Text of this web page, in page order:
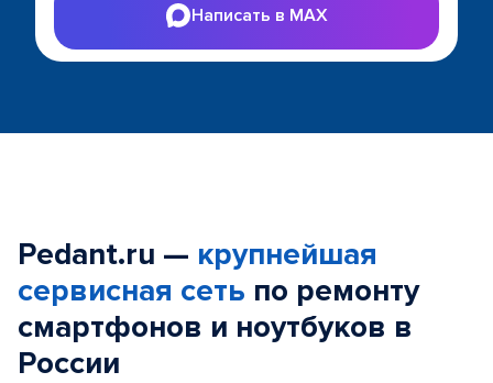
Написать в MAX
Pedant.ru — крупнейшая
сервисная сеть по ремонту
смартфонов и ноутбуков в
России